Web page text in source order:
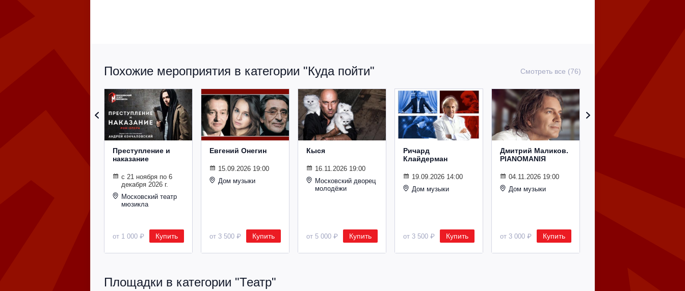
Похожие мероприятия в категории "Куда пойти" Смотреть все (76)
Преступление и
наказание
с 21 ноября по 6
декабря 2026 г.
Московский театр
мюзикла
от 1 000 ₽ Купить
Евгений Онегин
15.09.2026 19:00
Дом музыки
от 3 500 ₽ Купить
Кыся
16.11.2026 19:00
Московский дворец
молодёжи
от 5 000 ₽ Купить
Ричард
Клайдерман
19.09.2026 14:00
Дом музыки
от 3 500 ₽ Купить
Дмитрий Маликов.
PIANOMANIЯ
04.11.2026 19:00
Дом музыки
от 3 000 ₽ Купить
Площадки в категории "Театр"